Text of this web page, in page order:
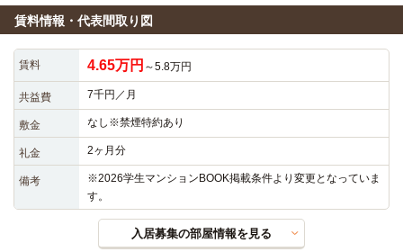
賃料情報・代表間取り図
賃料 4.65万円 ～5.8万円
共益費 7千円／月
敷金 なし※禁煙特約あり
礼金 2ヶ月分
備考
※2026学生マンションBOOK掲載条件より変更となっていま
す。
入居募集の部屋情報を見る